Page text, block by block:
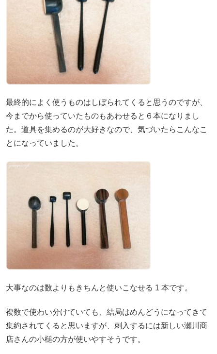
最終的によく使うものはしぼられてくると思うのですが、
今までから使っていたものもあわせると６本になりまし
た。道具を集めるのが大好きなので、気づいたらこんなこ
とになっていました。
大事なのは数よりもきちんと使いこなせる 1 本です。
複数で使わい分けていても、結局はめんどうになってきて
集約されてくると思いますが、刺入するには新しい瀬川商
店さんの小槌の方が使いやすそうです。